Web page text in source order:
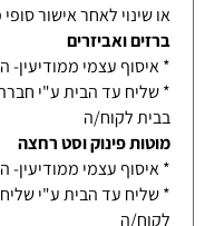
או שינוי לאחר אישור
ברזים ואביזרים
* איסוף עצמי ממודיעין- הגעה
בבית לקוח/ה
מוטות פינוק וסט רחצה
* איסוף עצמי ממודיעין- הגעה
לקוח/ה